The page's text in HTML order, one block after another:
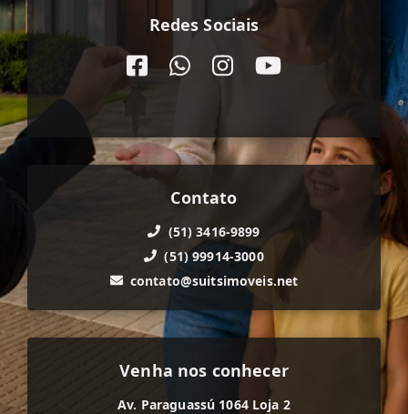
Redes Sociais
Contato
(51) 3416-9899
(51) 99914-3000
contato@suitsimoveis.net
Venha nos conhecer
Av. Paraguassú 1064 Loja 2